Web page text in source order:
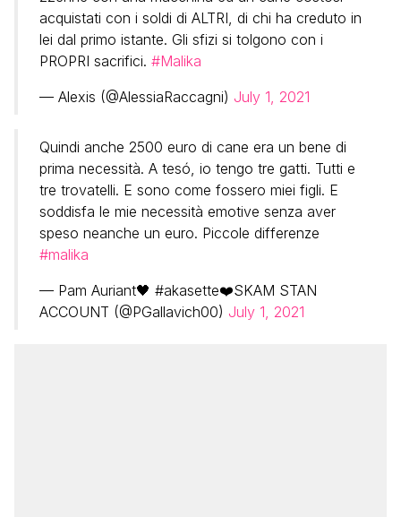
acquistati con i soldi di ALTRI, di chi ha creduto in
lei dal primo istante. Gli sfizi si tolgono con i
PROPRI sacrifici. #Malika
— Alexis (@AlessiaRaccagni) July 1, 2021
Quindi anche 2500 euro di cane era un bene di
prima necessità. A tesó, io tengo tre gatti. Tutti e
tre trovatelli. E sono come fossero miei figli. E
soddisfa le mie necessità emotive senza aver
speso neanche un euro. Piccole differenze
#malika
— Pam Auriant🖤 #akasette❤️SKAM STAN
ACCOUNT (@PGallavich00) July 1, 2021